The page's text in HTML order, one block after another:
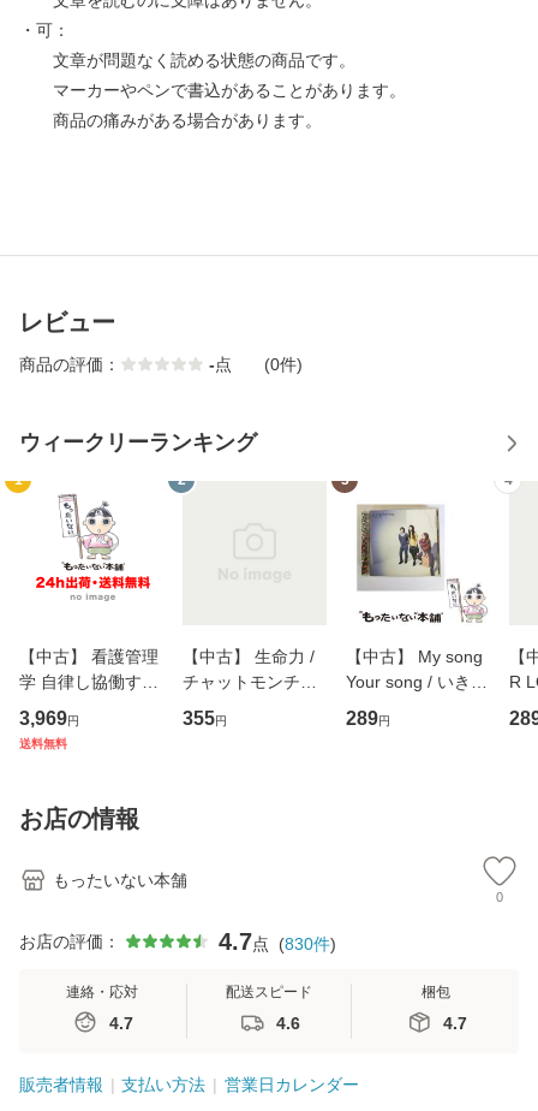
・可：
文章が問題なく読める状態の商品です。
マーカーやペンで書込があることがあります。
商品の痛みがある場合があります。
レビュー
商品の評価： -点 (0件)
ウィークリーランキング
1
【中古】 看護管理
学 自律し協働する
専門職の看護マネ
ジメントスキル 改
恵 藤本幸三 / 南江
堂 [単行
3,969円
送料無料
2
【中古】 生命力 /
チャットモンチー /
キューンレコード
[CD]【メール便送
355円
3
【中古】 My song
Your song / いきも
のがかり / [CD]
【メール便送料無
289円
4
【
R
産
お店の情報
もったいない本舗
0
お店の評価： 4.7点 (830件)
連絡・応対
4.7
配送スピード
4.6
梱包
4.7
販売者情報 支払い方法 営業日カレンダー